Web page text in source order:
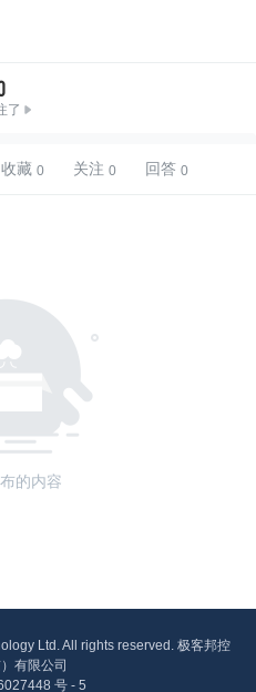
了
收藏 关注 回答
的内容
Ltd. All rights reserved. 极客邦控
有限公司
号 - 5